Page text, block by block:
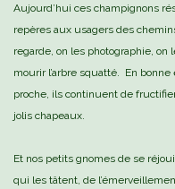
Aujourd’hui ces champignons
repères aux usagers des
regarde, on les photographie, on
mourir l’arbre squatté. En
proche, ils continuent de
jolis chapeaux.
Et nos petits gnomes de se
qui les tâtent, de